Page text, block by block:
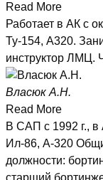
Read More
Работает в АК с
Ту-154, А320.
инструктор
Власюк А.Н.
Read More
В САП с 1992 г.,
Ил-86, А-320
должности: